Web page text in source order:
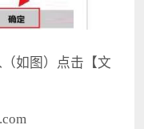
如图）点击【文